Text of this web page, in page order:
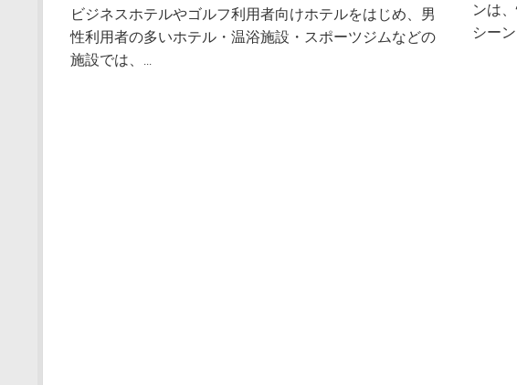
ビジネスホテルやゴルフ利用者向けホテルをはじめ、男
性利用者の多いホテル・温浴施設・スポーツジムなどの
施設では、...
ンは
シー